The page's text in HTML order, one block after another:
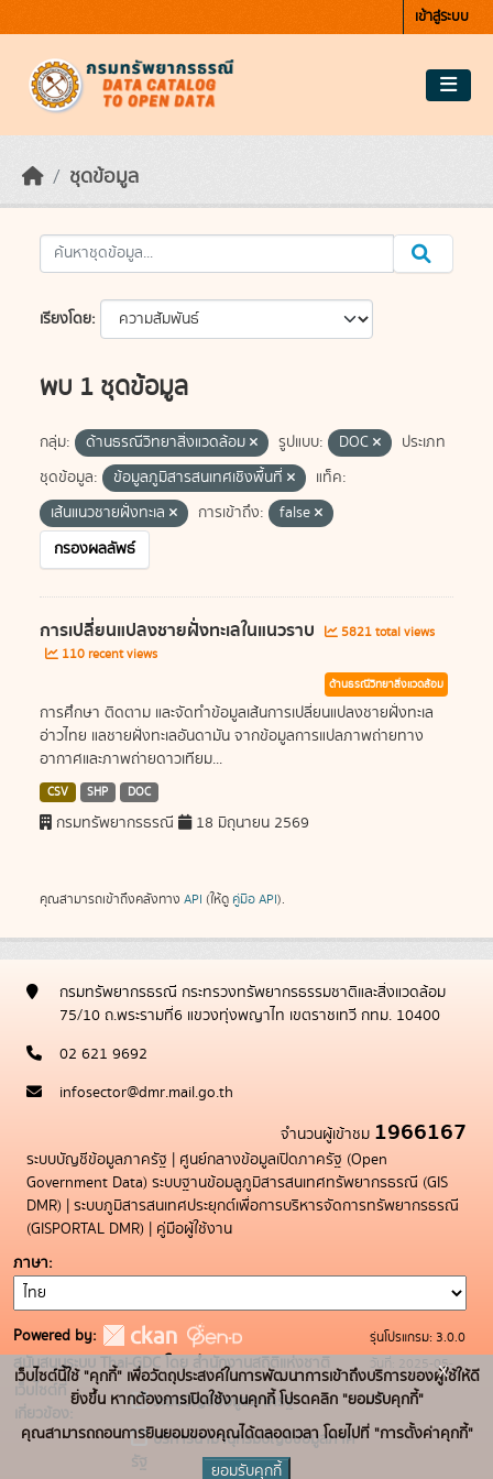
เข้าสู่ระบบ
ชุดข้อมูล
เรียงโดย
พบ 1 ชุดข้อมูล
กลุ่ม: ด้านธรณีวิทยาสิ่งแวดล้อม รูปแบบ: DOC
ประเภท
ชุดข้อมูล:
ข้อมูลภูมิสารสนเทศเชิงพื้นที่
แท็ค:
เส้นแนวชายฝั่งทะเล
การเข้าถึง:
false
กรองผลลัพธ์
การเปลี่ยนแปลงชายฝั่งทะเลในแนวราบ
5821 total views
110 recent views
ด้านธรณีวิทยาสิ่งแวดล้อม
การศึกษา ติดตาม และจัดทำข้อมูลเส้นการเปลี่ยนแปลงชายฝั่งทะเล
อ่าวไทย แลชายฝั่งทะเลอันดามัน จากข้อมูลการแปลภาพถ่ายทาง
อากาศและภาพถ่ายดาวเทียม...
CSV SHP DOC
กรมทรัพยากรธรณี 18 มิถุนายน 2569
คุณสามารถเข้าถึงคลังทาง API (ให้ดู คู่มือ API).
กรมทรัพยากรธรณี กระทรวงทรัพยากรธรรมชาติและสิ่งแวดล้อม
75/10 ถ.พระรามที่6 แขวงทุ่งพญาไท เขตราชเทวี กทม. 10400
02 621 9692
infosector@dmr.mail.go.th
จำนวนผู้เข้าชม 1966167
ระบบบัญชีข้อมูลภาครัฐ | ศูนย์กลางข้อมูลเปิดภาครัฐ (Open
Government Data) ระบบฐานข้อมลูภูมิสารสนเทศทรัพยากรธรณี (GIS
DMR) | ระบบภูมิสารสนเทศประยุกต์เพื่อการบริหารจัดการทรัพยากรธรณี
(GISPORTAL DMR) | คู่มือผู้ใช้งาน
ภาษา
Powered by:
สนับสนุนระบบ Thai-GDC โดย สำนักงานสถิติแห่งชาติ
เว็บไซต์ที่
เกี่ยวข้อง:
ระบบบัญชีข้อมูลภาครัฐ
บริการนามานุกรมบัญชีข้อมูลภาค
รัฐ
รุ่นโปรแกรม: 3.0.0
วันที่: 2025-05-
19
เว็บไซต์นี้ใช้ "คุกกี้" เพื่อวัตถุประสงค์ในการพัฒนาการเข้าถึงบริการของผู้ใช้ให้ดี
ยิ่งขึ้น หากต้องการเปิดใช้งานคุกกี้ โปรดคลิก "ยอมรับคุกกี้"
คุณสามารถถอนการยินยอมของคุณได้ตลอดเวลา โดยไปที่ "การตั้งค่าคุกกี้"
ยอมรับคุกกี้
x